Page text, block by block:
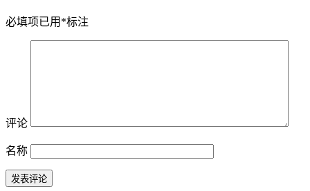
必填项已用 *标注
评论
名称